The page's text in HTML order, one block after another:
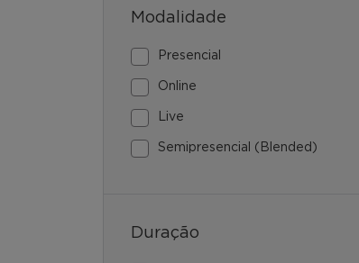
Modalidade
Presencial
Online
Live
Semipresencial (Blended)
Duração